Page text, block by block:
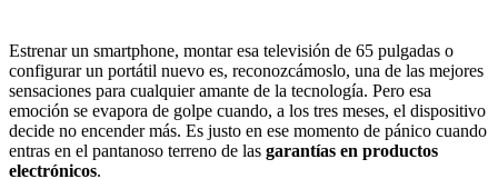
Estrenar un smartphone, montar esa televisión de 65 pulgadas o
configurar un portátil nuevo es, reconozcámoslo, una de las mejores
sensaciones para cualquier amante de la tecnología. Pero esa
emoción se evapora de golpe cuando, a los tres meses, el dispositivo
decide no encender más. Es justo en ese momento de pánico cuando
entras en el pantanoso terreno de las garantías en productos
electrónicos.